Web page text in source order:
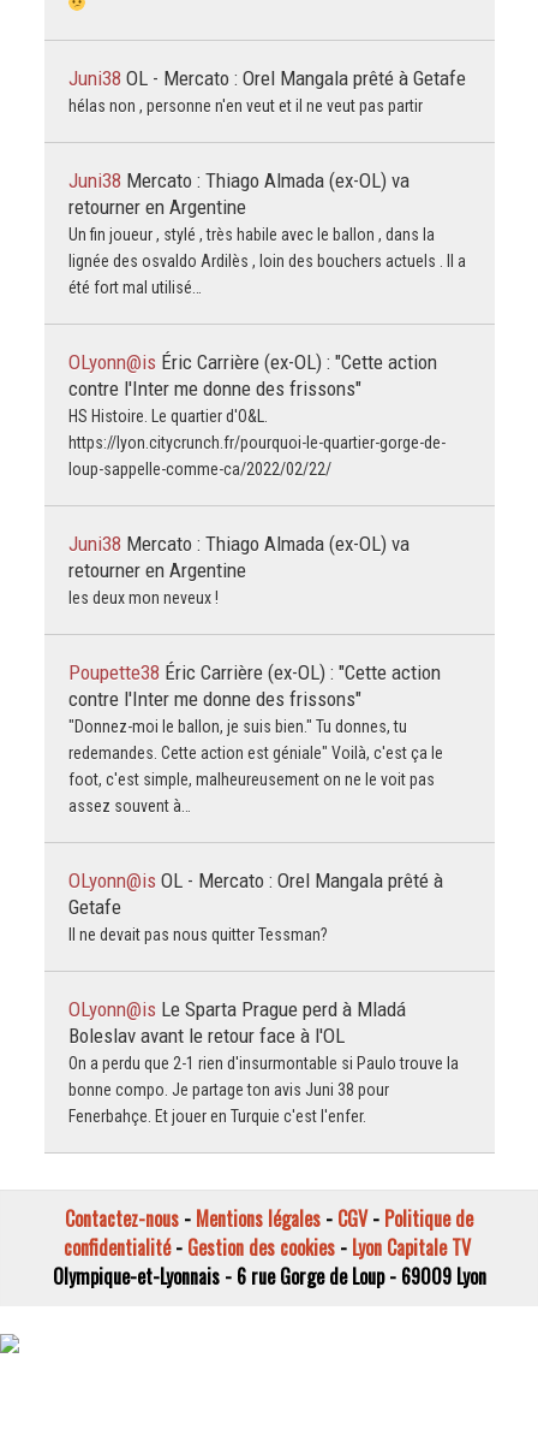
Juni38 OL - Mercato : Orel Mangala prêté à Getafe
hélas non , personne n'en veut et il ne veut pas partir
Juni38 Mercato : Thiago Almada (ex-OL) va
retourner en Argentine
Un fin joueur , stylé , très habile avec le ballon , dans la
lignée des osvaldo Ardilès , loin des bouchers actuels . Il a
été fort mal utilisé…
OLyonn@is Éric Carrière (ex-OL) : "Cette action
contre l'Inter me donne des frissons"
HS Histoire. Le quartier d'O&L.
https://lyon.citycrunch.fr/pourquoi-le-quartier-gorge-de-
loup-sappelle-comme-ca/2022/02/22/
Juni38 Mercato : Thiago Almada (ex-OL) va
retourner en Argentine
les deux mon neveux !
Poupette38 Éric Carrière (ex-OL) : "Cette action
contre l'Inter me donne des frissons"
"Donnez-moi le ballon, je suis bien." Tu donnes, tu
redemandes. Cette action est géniale" Voilà, c'est ça le
foot, c'est simple, malheureusement on ne le voit pas
assez souvent à…
OLyonn@is OL - Mercato : Orel Mangala prêté à
Getafe
Il ne devait pas nous quitter Tessman?
OLyonn@is Le Sparta Prague perd à Mladá
Boleslav avant le retour face à l'OL
On a perdu que 2-1 rien d'insurmontable si Paulo trouve la
bonne compo. Je partage ton avis Juni 38 pour
Fenerbahçe. Et jouer en Turquie c'est l'enfer.
Contactez-nous - Mentions légales - CGV- Politique de
confidentialité- Gestion des cookies- Lyon Capitale TV
Olympique-et-Lyonnais - 6 rue Gorge de Loup - 69009 Lyon